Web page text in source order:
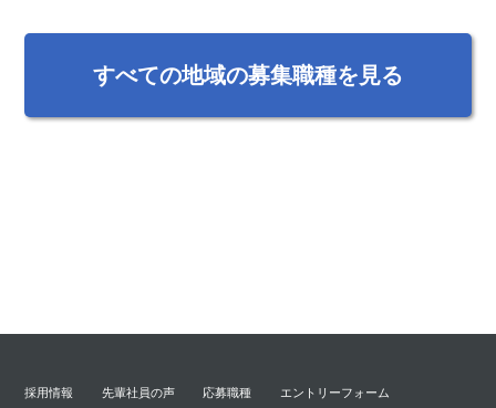
すべての地域の募集職種を見る
採用情報 先輩社員の声 応募職種 エントリーフォーム